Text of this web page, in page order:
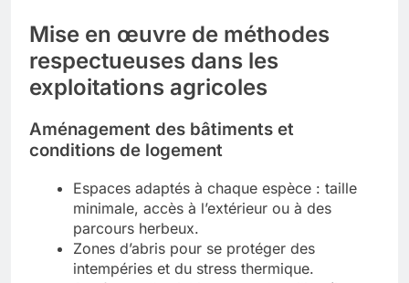
Mise en œuvre de méthodes
respectueuses dans les
exploitations agricoles
Aménagement des bâtiments et
conditions de logement
Espaces adaptés à chaque espèce : taille
minimale, accès à l’extérieur ou à des
parcours herbeux.
Zones d’abris pour se protéger des
intempéries et du stress thermique.